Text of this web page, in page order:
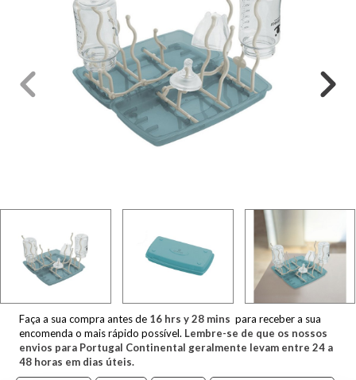
Faça a sua compra antes de 16 hrs y28 mins para receber a sua
encomenda o mais rápido possível. Lembre-se de que os nossos
envios para Portugal Continental geralmente levam entre 24 a
48 horas em dias úteis.